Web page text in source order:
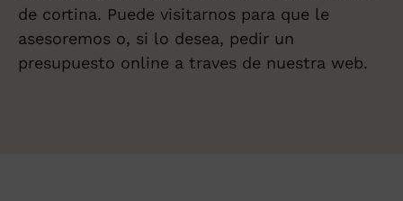
de cortina. Puede visitarnos para que le
asesoremos o, si lo desea, pedir un
presupuesto online a traves de nuestra web.